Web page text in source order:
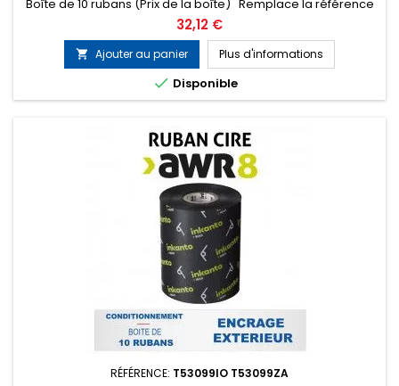
Boîte de 10 rubans (Prix de la boîte) Remplace la référence
ARMOR T54060ZA
Prix
32,12 €
 Ajouter au panier Plus d'informations
 Disponible
RÉFÉRENCE: T53099IO T53099ZA